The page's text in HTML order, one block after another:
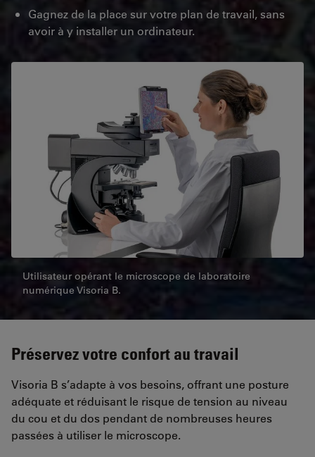
Gagnez de la place sur votre plan de travail, sans
avoir à y installer un ordinateur.
Utilisateur opérant le microscope de laboratoire
numérique Visoria B.
Préservez votre confort au travail
Visoria B s’adapte à vos besoins, offrant une posture
adéquate et réduisant le risque de tension au niveau
du cou et du dos pendant de nombreuses heures
passées à utiliser le microscope.